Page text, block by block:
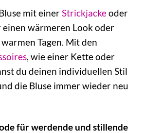
mit einerStrickjackeoder
einen wärmeren Look oder
Tagen. Mit den
, wie einer Kette oder
du deinen individuellen Stil
die Bluse immer wieder neu
für werdende und stillende